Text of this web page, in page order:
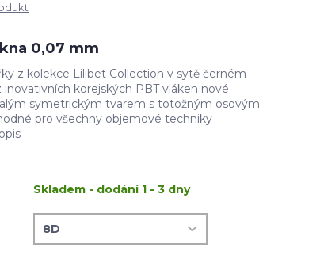
0,07 mm
z kolekce Lilibet Collection v sytě černém
korejských PBT vláken nové
symetrickým tvarem s totožným osovým
pro všechny objemové techniky
Skladem - dodání 1 - 3 dny